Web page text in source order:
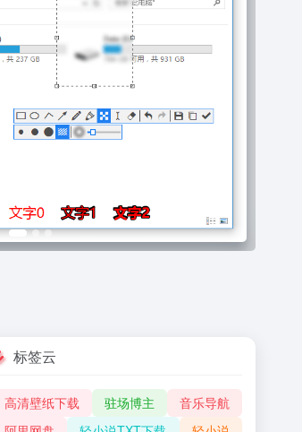
标签云
高清壁纸下载 驻场博主
音乐导航